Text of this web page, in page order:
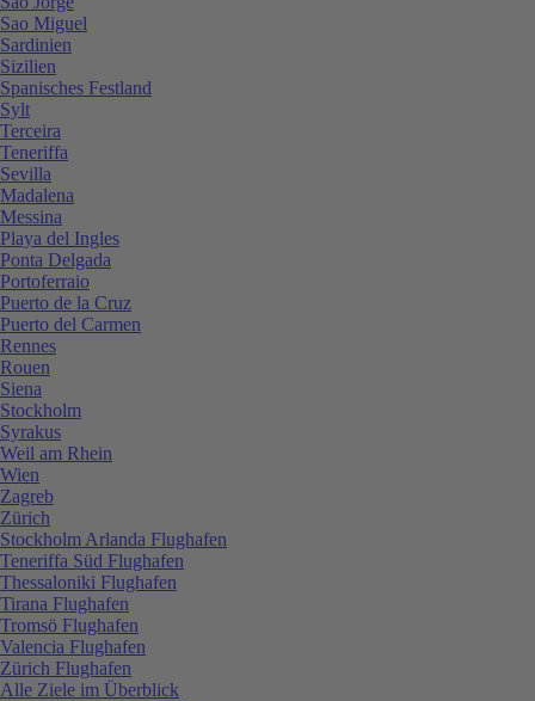
Sao Miguel
Sardinien
Sizilien
Spanisches Festland
Sylt
Terceira
Teneriffa
Sevilla
Madalena
Messina
Playa del Ingles
Ponta Delgada
Portoferraio
Puerto de la Cruz
Puerto del Carmen
Rennes
Rouen
Siena
Stockholm
Syrakus
Weil am Rhein
Wien
Zagreb
Zürich
Stockholm Arlanda Flughafen
Teneriffa Süd Flughafen
Thessaloniki Flughafen
Tirana Flughafen
Tromsö Flughafen
Valencia Flughafen
Zürich Flughafen
Alle Ziele im Überblick